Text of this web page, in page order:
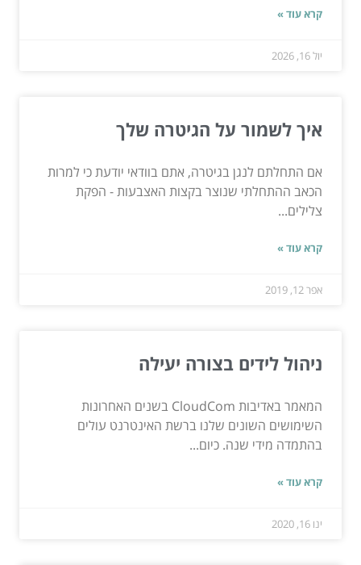
קרא עוד »
יול 16, 2026
איך לשמור על הגיטרה שלך
אם התחלתם לנגן בגיטרה, אתם בוודאי יודעת כי למרות
הכאב ההתחלתי שנוצר בקצות האצבעות - הפקת
צלילים...
קרא עוד »
אפר 12, 2019
ניהול לידים בצורה יעילה
המאמר באדיבות CloudCom בשנים האחרונות
השימושים השונים שלנו ברשת האינטרנט עולים
בהתמדה מידי שנה. כיום...
קרא עוד »
ינו 16, 2020